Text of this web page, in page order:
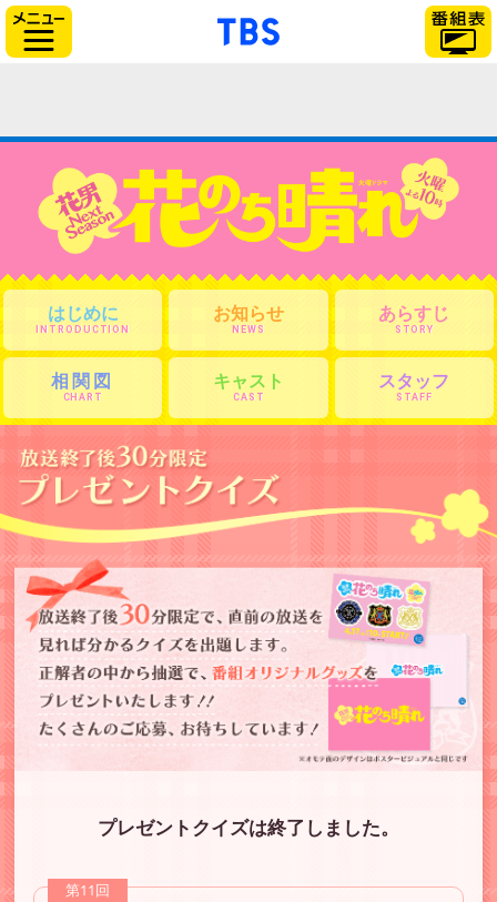
「TBSテレビ」トップページ
はじめに
INTRODUCTION
お知らせ
NEWS
あらすじ
STORY
相関図
CHART
キャスト
CAST
スタッフ
STAFF
プレゼントクイズは終了しました。
第11回